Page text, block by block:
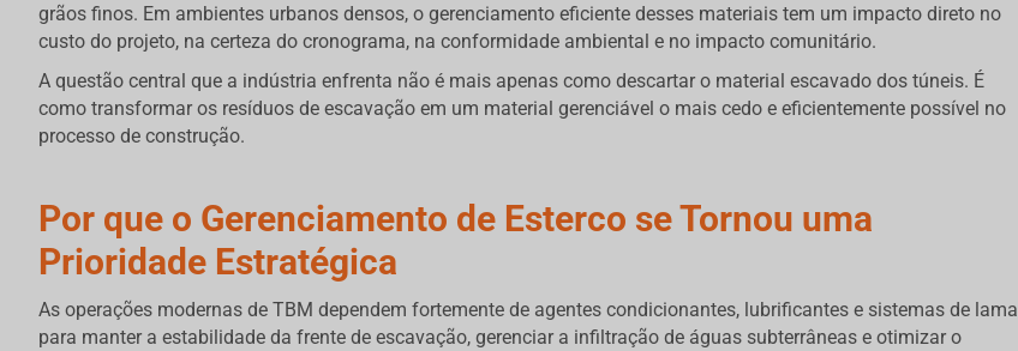
grãos finos. Em ambientes urbanos densos, o gerenciamento eficiente desses materiais tem um impacto direto no
custo do projeto, na certeza do cronograma, na conformidade ambiental e no impacto comunitário.
A questão central que a indústria enfrenta não é mais apenas como descartar o material escavado dos túneis. É
como transformar os resíduos de escavação em um material gerenciável o mais cedo e eficientemente possível no
processo de construção.
Por que o Gerenciamento de Esterco se Tornou uma
Prioridade Estratégica
As operações modernas de TBM dependem fortemente de agentes condicionantes, lubrificantes e sistemas de lama
para manter a estabilidade da frente de escavação, gerenciar a infiltração de águas subterrâneas e otimizar o